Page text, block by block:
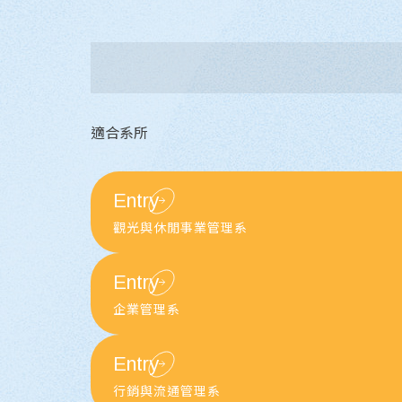
適合系所
Entry
觀光與休閒事業管理系
Entry
企業管理系
Entry
行銷與流通管理系